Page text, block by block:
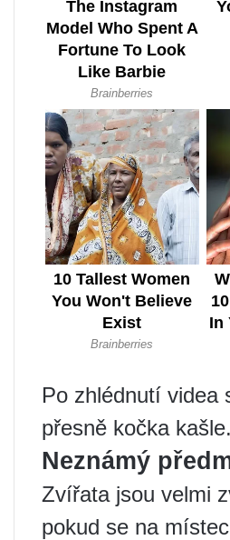
Po zhlédnutí videa
přesně kočka kašle.
Neznámý
Zvířata jsou velmi
pokud se na